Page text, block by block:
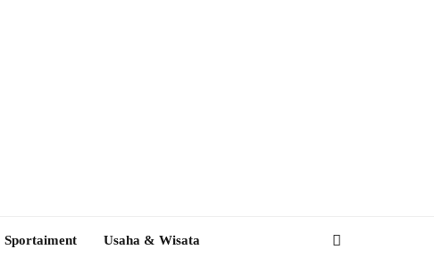
Sportaiment Usaha & Wisata